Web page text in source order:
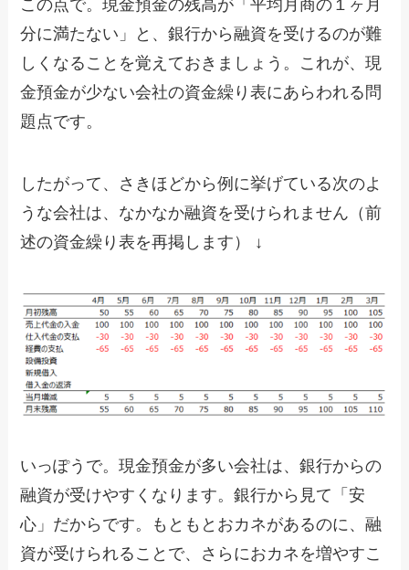
この点で。現金預金の残高が「平均月商の１ヶ月
分に満たない」と、銀行から融資を受けるのが難
しくなることを覚えておきましょう。これが、現
金預金が少ない会社の資金繰り表にあらわれる問
題点です。
したがって、さきほどから例に挙げている次のよ
うな会社は、なかなか融資を受けられません（前
述の資金繰り表を再掲します） ↓
いっぽうで。現金預金が多い会社は、銀行からの
融資が受けやすくなります。銀行から見て「安
心」だからです。もともとおカネがあるのに、融
資が受けられることで、さらにおカネを増やすこ